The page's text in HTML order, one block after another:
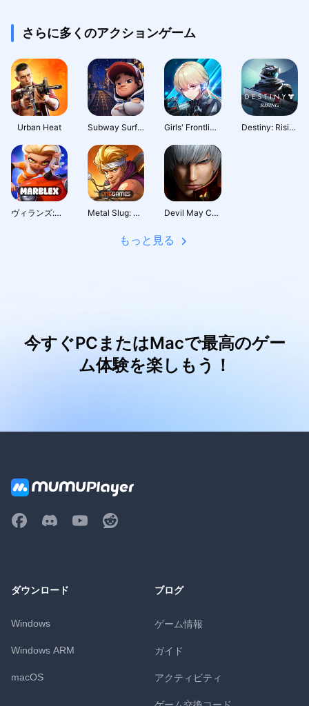
さらに多くのアクションゲーム
Urban Heat Subway Surfers City Girls' Frontline: Fire Control Destiny: Rising
ヴィランズ:ロボバトルロイヤル Metal Slug: Awakening Devil May Cry: Peak of Combat
もっと見る
今すぐPCまたはMacで最高のゲー
ム体験を楽しもう！
ダウンロード
Windows
Windows ARM
macOS
ブログ
ゲーム情報
ガイド
アクティビティ